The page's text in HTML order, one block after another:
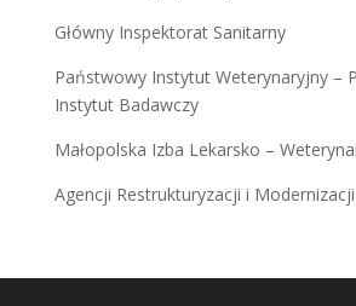
Główny Inspektorat Sanitarny
Państwowy Instytut Weterynaryjny –
Instytut Badawczy
Małopolska Izba Lekarsko –
Agencji Restrukturyzacji i